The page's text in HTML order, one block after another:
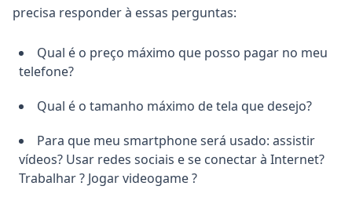
precisa responder à essas perguntas:
Qual é o preço máximo que posso pagar no meu
telefone?
Qual é o tamanho máximo de tela que desejo?
Para que meu smartphone será usado: assistir
vídeos? Usar redes sociais e se conectar à Internet?
Trabalhar ? Jogar videogame ?